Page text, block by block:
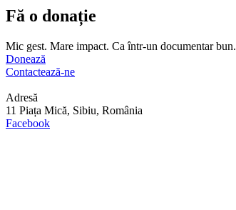
Fă o donație
Mic gest. Mare impact. Ca într-un documentar bun.
Donează
Contactează-ne
Adresă
11 Piața Mică, Sibiu, România
Facebook